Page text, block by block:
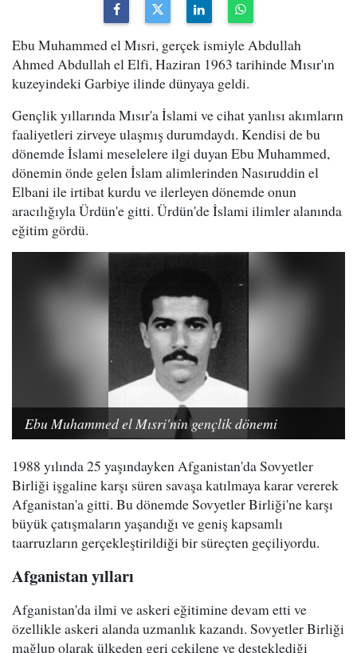
Ebu Muhammed el Mısri, gerçek ismiyle Abdullah
Ahmed Abdullah el Elfi, Haziran 1963 tarihinde Mısır'ın
kuzeyindeki Garbiye ilinde dünyaya geldi.
Gençlik yıllarında Mısır'a İslami ve cihat yanlısı akımların
faaliyetleri zirveye ulaşmış durumdaydı. Kendisi de bu
dönemde İslami meselelere ilgi duyan Ebu Muhammed,
dönemin önde gelen İslam alimlerinden Nasıruddin el
Elbani ile irtibat kurdu ve ilerleyen dönemde onun
aracılığıyla Ürdün'e gitti. Ürdün'de İslami ilimler alanında
eğitim gördü.
Ebu Muhammed el Mısri'nin gençlik dönemi
1988 yılında 25 yaşındayken Afganistan'da Sovyetler
Birliği işgaline karşı süren savaşa katılmaya karar vererek
Afganistan'a gitti. Bu dönemde Sovyetler Birliği'ne karşı
büyük çatışmaların yaşandığı ve geniş kapsamlı
taarruzların gerçekleştirildiği bir süreçten geçiliyordu.
Afganistan yılları
Afganistan'da ilmi ve askeri eğitimine devam etti ve
özellikle askeri alanda uzmanlık kazandı. Sovyetler Birliği
mağlup olarak ülkeden geri çekilene ve desteklediği